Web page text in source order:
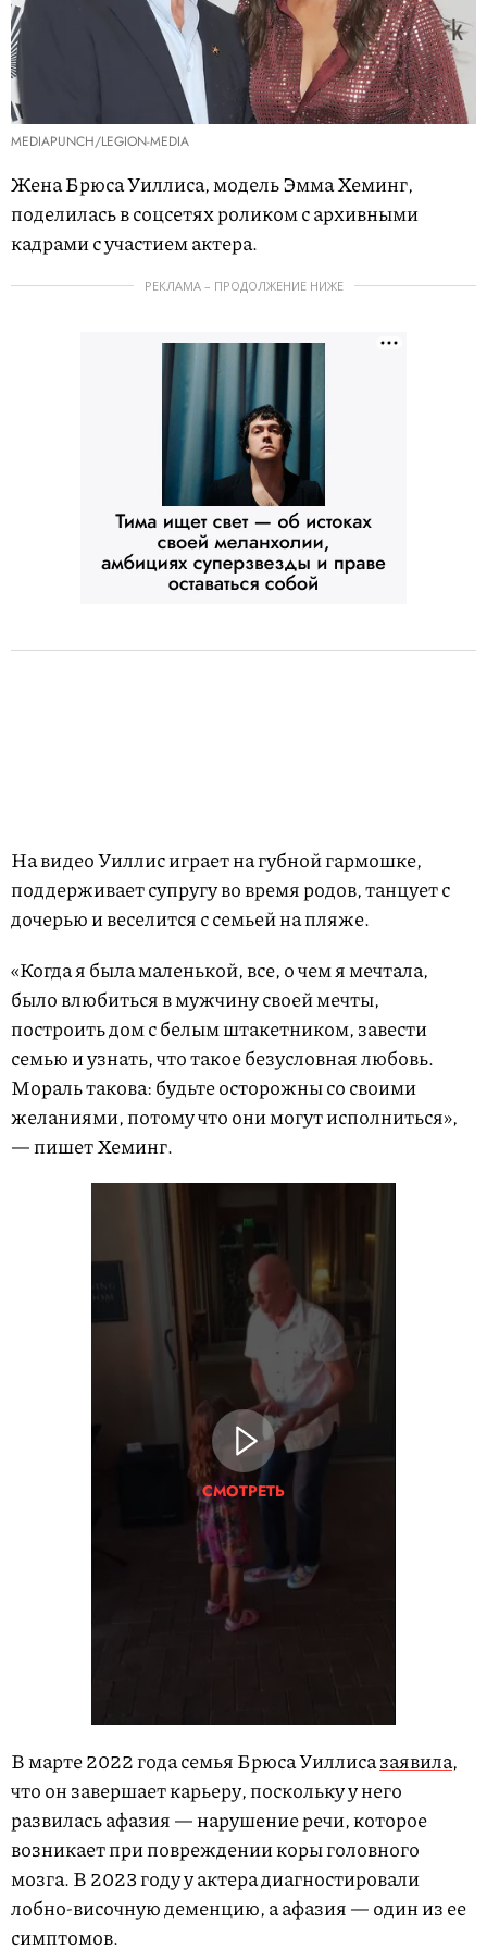
MEDIAPUNCH/LEGION-MEDIA
Жена Брюса Уиллиса, модель Эмма Хеминг,
поделилась в соцсетях роликом с архивными
кадрами с участием актера.
РЕКЛАМА – ПРОДОЛЖЕНИЕ НИЖЕ
На видео Уиллис играет на губной гармошке,
поддерживает супругу во время родов, танцует с
дочерью и веселится с семьей на пляже.
«Когда я была маленькой, все, о чем я мечтала,
было влюбиться в мужчину своей мечты,
построить дом с белым штакетником, завести
семью и узнать, что такое безусловная любовь.
Мораль такова: будьте осторожны со своими
желаниями, потому что они могут исполниться»,
— пишет Хеминг.
СМОТРЕТЬ
В марте 2022 года семья Брюса Уиллисазаявила,
что он завершает карьеру, поскольку у него
развилась афазия — нарушение речи, которое
возникает при повреждении коры головного
мозга. В 2023 году у актера диагностировали
лобно-височную деменцию, а афазия — один из ее
симптомов.